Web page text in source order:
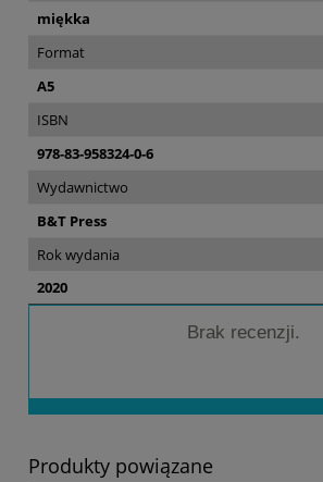
miękka
Format
A5
ISBN
978-83-958324-0-6
Wydawnictwo
B&T Press
Rok wydania
2020
Brak recenzji.
Produkty powiązane